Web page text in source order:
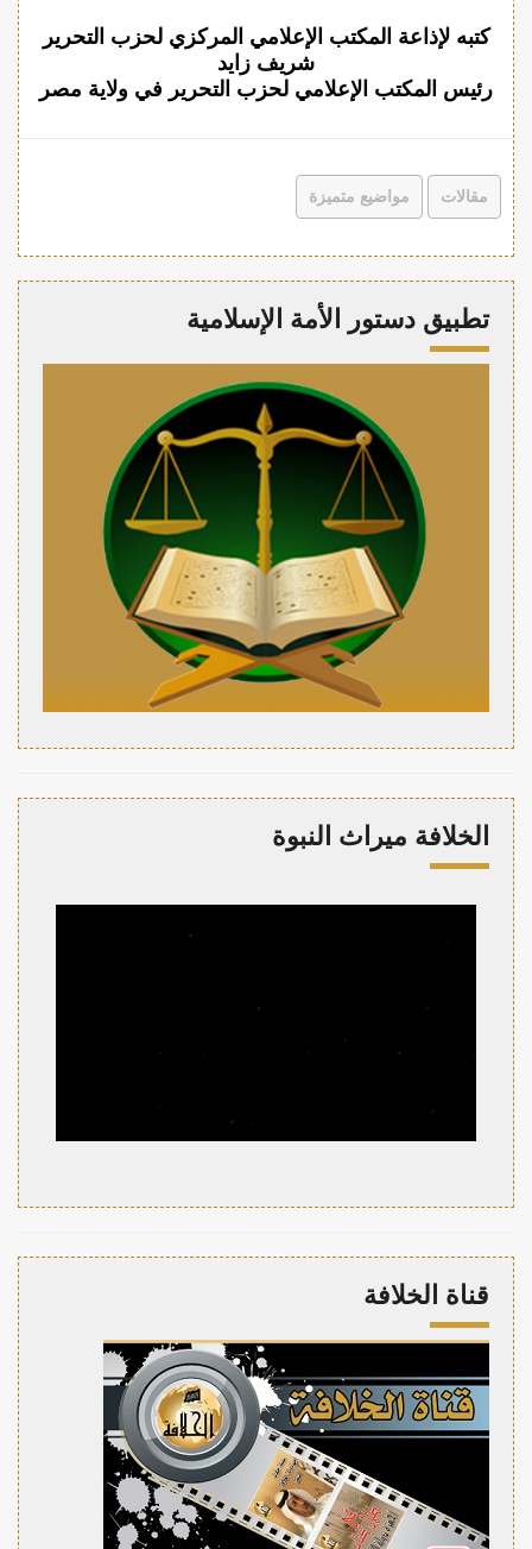
كتبه لإذاعة المكتب الإعلامي المركزي لحزب التحرير
شريف زايد
رئيس المكتب الإعلامي لحزب التحرير في ولاية مصر
مقالات مواضيع متميزة
تطبيق دستور الأمة الإسلامية
الخلافة ميراث النبوة
قناة الخلافة